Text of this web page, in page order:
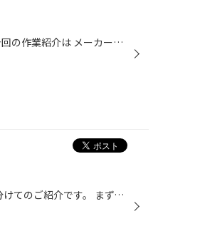
最近カラーホイールが良く目に付くようになりましたね～ 今回の作業紹介は メーカー設定が無いカラーリングに変更した事例になります。 元々は、ブラックポリッシュのホイールに 「ハイパーブラック」の塗装を施すことによって かなり見た目とイメージが変わりました！ 少しホイールが飽きてきたな...
皆様こんにちは 今回の作業のご紹介ですが、 外装と内装で分けてのご紹介です。 まず、外装ですが ＴＥＩＮのストリートベイシスにて車高ダウン！！ こちらの車高で最低地上高が95ｍｍになります。 ホイールの方が、クレンツェのエレアボラのマットブラックポリッシュ １９インチ前後８．５Ｊでござ...